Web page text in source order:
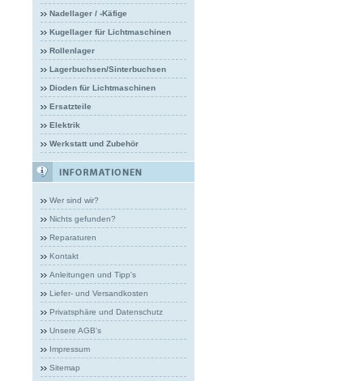
Nadellager / -Käfige
Kugellager für Lichtmaschinen
Rollenlager
Lagerbuchsen/Sinterbuchsen
Dioden für Lichtmaschinen
Ersatzteile
Elektrik
Werkstatt und Zubehör
Wer sind wir?
Nichts gefunden?
Reparaturen
Kontakt
Anleitungen und Tipp's
Liefer- und Versandkosten
Privatsphäre und Datenschutz
Unsere AGB's
Impressum
Sitemap